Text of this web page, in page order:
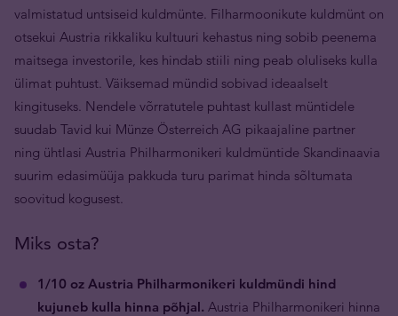
valmistatud untsiseid kuldmünte. Filharmoonikute kuldmünt on
otsekui Austria rikkaliku kultuuri kehastus ning sobib peenema
maitsega investorile, kes hindab stiili ning peab oluliseks kulla
ülimat puhtust. Väiksemad mündid sobivad ideaalselt
kingituseks. Nendele võrratutele puhtast kullast müntidele
suudab Tavid kui Münze Österreich AG pikaajaline partner
ning ühtlasi Austria Philharmonikeri kuldmüntide Skandinaavia
suurim edasimüüja pakkuda turu parimat hinda sõltumata
soovitud kogusest.
Miks osta?
1/10 oz Austria Philharmonikeri kuldmündi hind
kujuneb kulla hinna põhjal. Austria Philharmonikeri hinna